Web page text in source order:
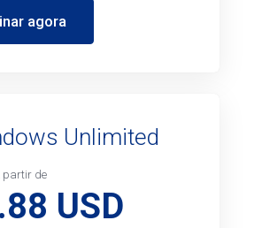
agora
Unlimited
partir de
USD